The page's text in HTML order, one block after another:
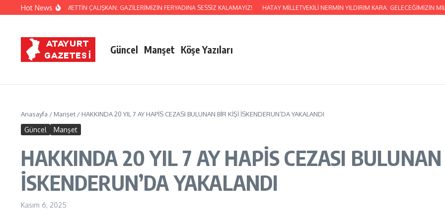
İçeriğe atlaHot News
MİLLETVEKİLİ NECMETTİN ÇALIŞKAN: GAZİLERİMİZİN FERYADINA SESSİZ KALAMAYIZ! HATAY MİLLETVEKİLİ NERMİN YILDIRIM KARA: GELECEĞİMİZİN
Güncel Manşet Köşe Yazıları
Anasayfa / Manşet / HAKKINDA 20 YIL 7 AY HAPİS CEZASI BULUNAN BİR KİŞİ İSKENDERUN’DA YAKALANDI
Güncel Manşet
HAKKINDA 20 YIL 7 AY HAPİS CEZASI
İSKENDERUN’DA YAKALANDI
Kasım 6, 2025